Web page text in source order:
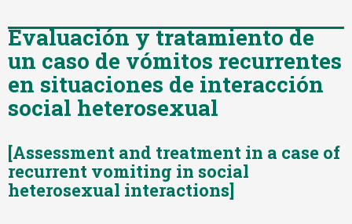
Evaluación y tratamiento de
un caso de vómitos recurrentes
en situaciones de interacción
social heterosexual
[Assessment and treatment in a case of
recurrent vomiting in social
heterosexual interactions]